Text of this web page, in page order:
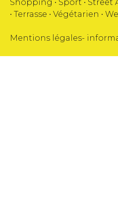
Shopping • Sport • Street
• Terrasse • Végétarien •
Mentions légales-